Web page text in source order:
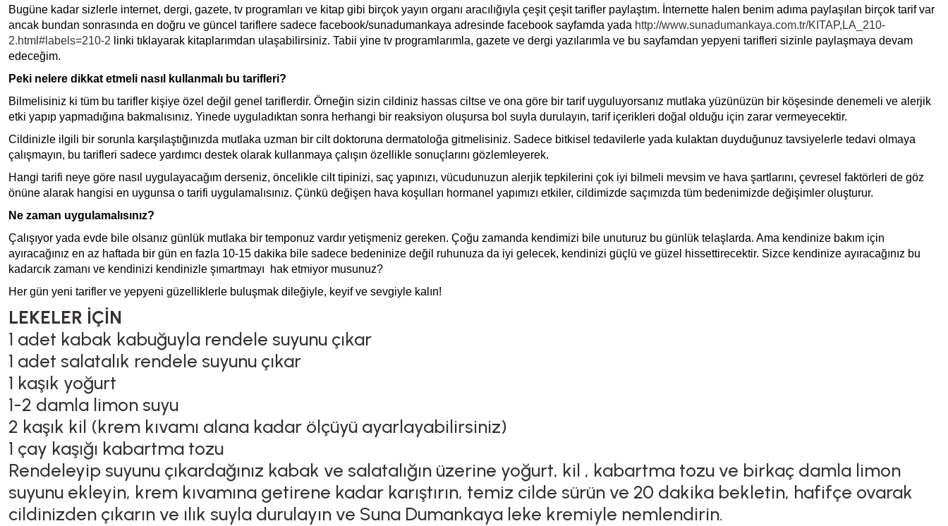
Bugüne kadar sizlerle internet, dergi, gazete, tv programları ve kitap gibi birçok yayın organı aracılığıyla çeşit çeşit tarifler paylaştım. İnternette halen benim adıma paylaşılan birçok tarif var
ancak bundan sonrasında en doğru ve güncel tariflere sadece facebook/sunadumankaya adresinde facebook sayfamda yada http://www.sunadumankaya.com.tr/KITAP,LA_210-
2.html#labels=210-2 linki tıklayarak kitaplarımdan ulaşabilirsiniz. Tabii yine tv programlarımla, gazete ve dergi yazılarımla ve bu sayfamdan yepyeni tarifleri sizinle paylaşmaya devam
edeceğim.
Peki nelere dikkat etmeli nasıl kullanmalı bu tarifleri?
Bilmelisiniz ki tüm bu tarifler kişiye özel değil genel tariflerdir. Örneğin sizin cildiniz hassas ciltse ve ona göre bir tarif uyguluyorsanız mutlaka yüzünüzün bir köşesinde denemeli ve alerjik
etki yapıp yapmadığına bakmalısınız. Yinede uyguladıktan sonra herhangi bir reaksiyon oluşursa bol suyla durulayın, tarif içerikleri doğal olduğu için zarar vermeyecektir.
Cildinizle ilgili bir sorunla karşılaştığınızda mutlaka uzman bir cilt doktoruna dermatoloğa gitmelisiniz. Sadece bitkisel tedavilerle yada kulaktan duyduğunuz tavsiyelerle tedavi olmaya
çalışmayın, bu tarifleri sadece yardımcı destek olarak kullanmaya çalışın özellikle sonuçlarını gözlemleyerek.
Hangi tarifi neye göre nasıl uygulayacağım derseniz, öncelikle cilt tipinizi, saç yapınızı, vücudunuzun alerjik tepkilerini çok iyi bilmeli mevsim ve hava şartlarını, çevresel faktörleri de göz
önüne alarak hangisi en uygunsa o tarifi uygulamalısınız. Çünkü değişen hava koşulları hormanel yapımızı etkiler, cildimizde saçımızda tüm bedenimizde değişimler oluşturur.
Ne zaman uygulamalısınız?
Çalışıyor yada evde bile olsanız günlük mutlaka bir temponuz vardır yetişmeniz gereken. Çoğu zamanda kendimizi bile unuturuz bu günlük telaşlarda. Ama kendinize bakım için
ayıracağınız en az haftada bir gün en fazla 10-15 dakika bile sadece bedeninize değil ruhunuza da iyi gelecek, kendinizi güçlü ve güzel hissettirecektir. Sizce kendinize ayıracağınız bu
kadarcık zamanı ve kendinizi kendinizle şımartmayı hak etmiyor musunuz?
Her gün yeni tarifler ve yepyeni güzelliklerle buluşmak dileğiyle, keyif ve sevgiyle kalın!
LEKELER İÇİN
1 adet kabak kabuğuyla rendele suyunu çıkar
1 adet salatalık rendele suyunu çıkar
1 kaşık yoğurt
1-2 damla limon suyu
2 kaşık kil (krem kıvamı alana kadar ölçüyü ayarlayabilirsiniz)
1 çay kaşığı kabartma tozu
Rendeleyip suyunu çıkardağınız kabak ve salatalığın üzerine yoğurt, kil , kabartma tozu ve birkaç damla limon
suyunu ekleyin, krem kıvamına getirene kadar karıştırın, temiz cilde sürün ve 20 dakika bekletin, hafifçe ovarak
cildinizden çıkarın ve ılık suyla durulayın ve Suna Dumankaya leke kremiyle nemlendirin.